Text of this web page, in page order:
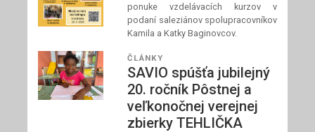
ponuke vzdelávacích kurzov v
podaní saleziánov spolupracovníkov
Kamila a Katky Baginovcov.
ČLÁNKY
SAVIO spúšťa jubilejný
20. ročník Pôstnej a
veľkonočnej verejnej
zbierky TEHLIČKA